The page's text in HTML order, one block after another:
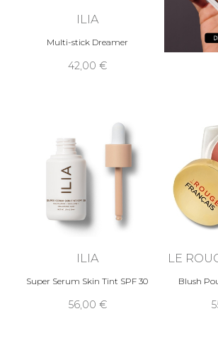
ILIA
Multi-stick Dreamer
42,00
ILIA
Super Serum Skin Tint SPF 30
56,00
LE
Blush